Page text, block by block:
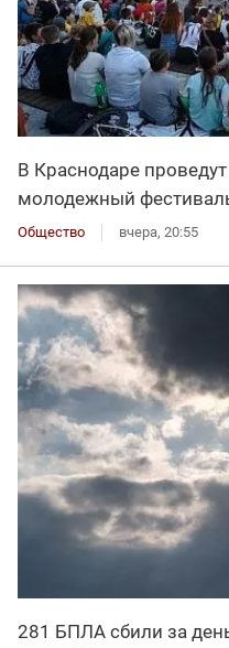
В Краснодаре
молодежный
Общество вчера, 20:55
281 БПЛА сбили за